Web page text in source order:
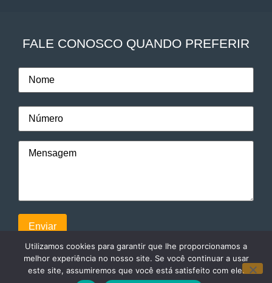
FALE CONOSCO QUANDO PREFERIR
Utilizamos cookies para garantir que lhe proporcionamos a
melhor experiência no nosso site. Se você continuar a usar
este site, assumiremos que você está satisfeito com ele.